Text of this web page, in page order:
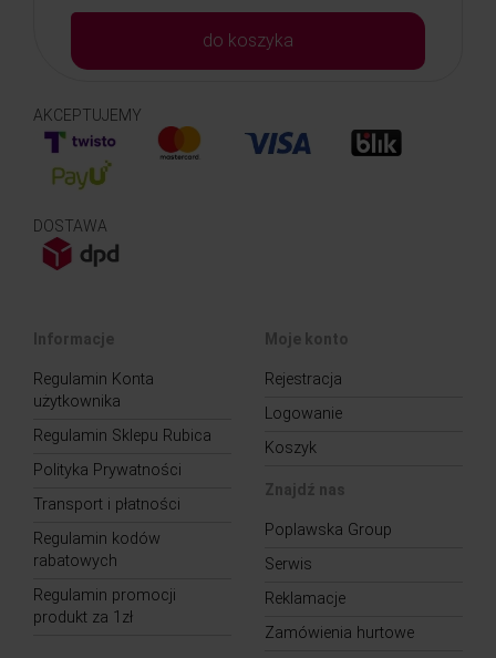
do koszyka
AKCEPTUJEMY
DOSTAWA
Informacje
Regulamin Konta
użytkownika
Regulamin Sklepu Rubica
Polityka Prywatności
Transport i płatności
Regulamin kodów
rabatowych
Regulamin promocji
produkt za 1zł
Moje konto
Rejestracja
Logowanie
Koszyk
Znajdź nas
Poplawska Group
Serwis
Reklamacje
Zamówienia hurtowe